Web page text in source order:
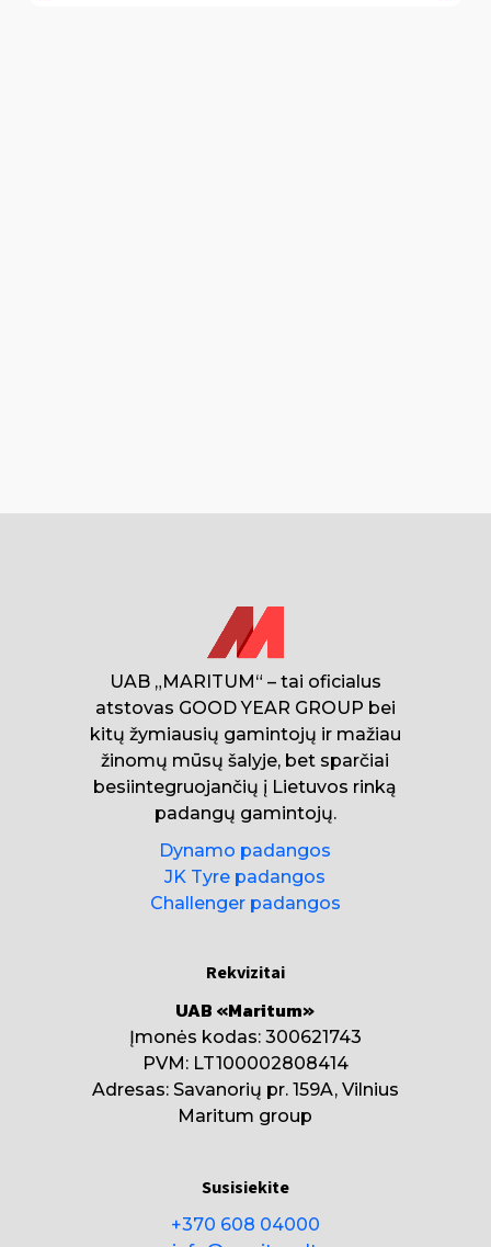
UAB „MARITUM“ – tai oficialus
atstovas GOOD YEAR GROUP bei
kitų žymiausių gamintojų ir mažiau
žinomų mūsų šalyje, bet sparčiai
besiintegruojančių į Lietuvos rinką
padangų gamintojų.
Dynamo padangos
JK Tyre padangos
Challenger padangos
Rekvizitai
UAB «Maritum»
Įmonės kodas: 300621743
PVM: LT100002808414
Adresas: Savanorių pr. 159A, Vilnius
Maritum group
Susisiekite
+370 608 04000